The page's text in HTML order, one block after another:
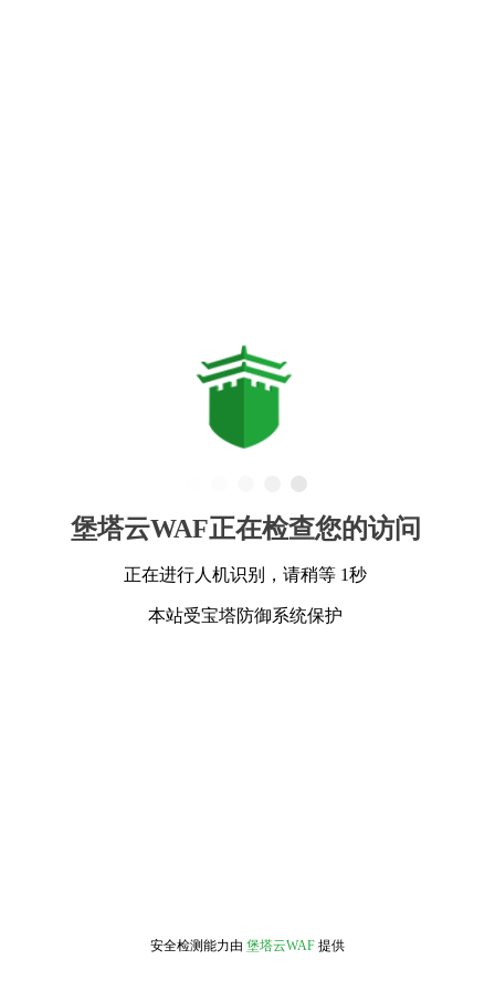
堡塔云WAF正在检查您的访问
正在进行人机识别，请稍等 1秒
本站受宝塔防御系统保护
安全检测能力由 堡塔云WAF 提供